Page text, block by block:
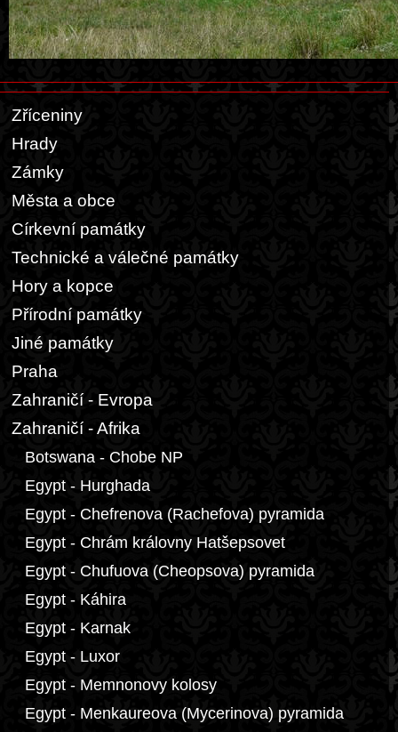
Zříceniny
Hrady
Zámky
Města a obce
Církevní památky
Technické a válečné památky
Hory a kopce
Přírodní památky
Jiné památky
Praha
Zahraničí - Evropa
Zahraničí - Afrika
Botswana - Chobe NP
Egypt - Hurghada
Egypt - Chefrenova (Rachefova) pyramida
Egypt - Chrám královny Hatšepsovet
Egypt - Chufuova (Cheopsova) pyramida
Egypt - Káhira
Egypt - Karnak
Egypt - Luxor
Egypt - Memnonovy kolosy
Egypt - Menkaureova (Mycerinova) pyramida